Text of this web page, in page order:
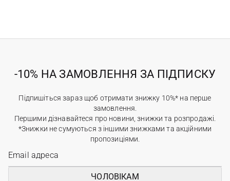
-10% НА ЗАМОВЛЕННЯ ЗА ПІДПИСКУ
Підпишіться зараз щоб отримати знижку 10%* на перше
замовлення.
Першими дізнавайтеся про новини, знижки та розпродажі.
*Знижки не сумуються з іншими знижками та акційними
пропозиціями.
ЧОЛОВІКАМ